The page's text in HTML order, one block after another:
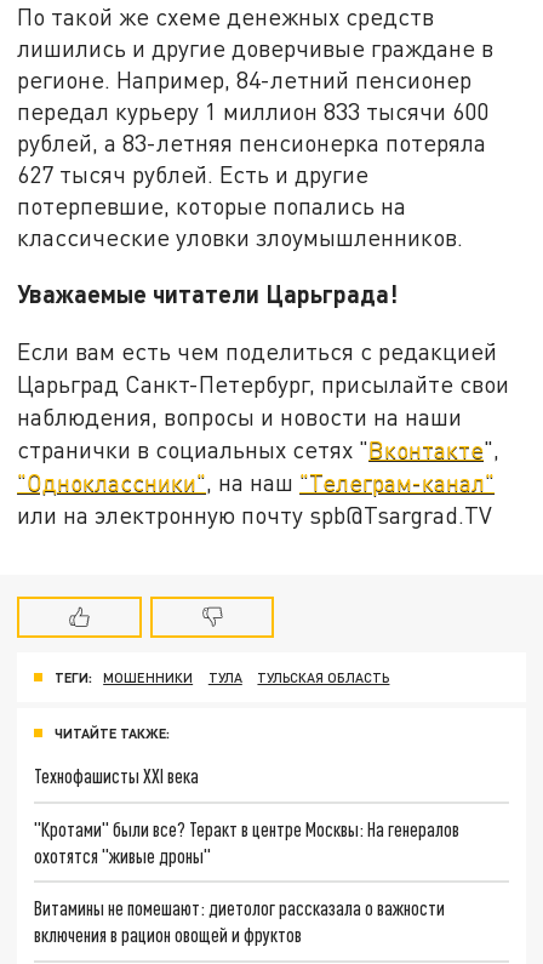
По такой же схеме денежных средств
лишились и другие доверчивые граждане в
регионе. Например, 84-летний пенсионер
передал курьеру 1 миллион 833 тысячи 600
рублей, а 83-летняя пенсионерка потеряла
627 тысяч рублей. Есть и другие
потерпевшие, которые попались на
классические уловки злоумышленников.
Уважаемые читатели Царьграда!
Если вам есть чем поделиться с редакцией
Царьград Санкт-Петербург, присылайте свои
наблюдения, вопросы и новости на наши
странички в социальных сетях "Вконтакте",
"Одноклассники" , на наш "Телеграм-канал"
или на электронную почту spb@Tsargrad.TV
ТЕГИ: МОШЕННИКИ ТУЛА ТУЛЬСКАЯ ОБЛАСТЬ
ЧИТАЙТЕ ТАКЖЕ:
Технофашисты XXI века
"Кротами" были все? Теракт в центре Москвы: На генералов
охотятся "живые дроны"
Витамины не помешают: диетолог рассказала о важности
включения в рацион овощей и фруктов